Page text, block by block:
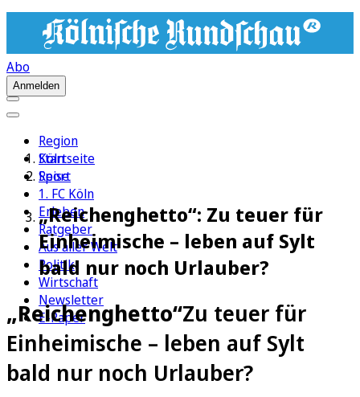
Abo
Anmelden
Region
Köln
Sport
1. FC Köln
Erleben
Ratgeber
Aus aller Welt
Politik
Wirtschaft
Newsletter
E-Paper
Startseite
Reise
„Reichenghetto“: Zu teuer für
Einheimische – leben auf Sylt
bald nur noch Urlauber?
„Reichenghetto“Zu teuer für
Einheimische – leben auf Sylt
bald nur noch Urlauber?